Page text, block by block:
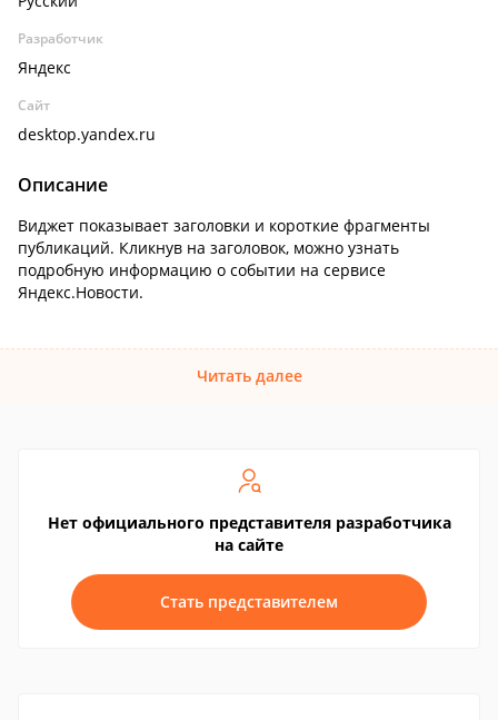
Разработчик
Яндекс
Сайт
desktop.yandex.ru
Описание
Виджет показывает заголовки и короткие фрагменты
публикаций. Кликнув на заголовок, можно узнать
подробную информацию о событии на сервисе
Яндекс.Новости.
Читать далее
Нет официального представителя разработчика
на сайте
Стать представителем